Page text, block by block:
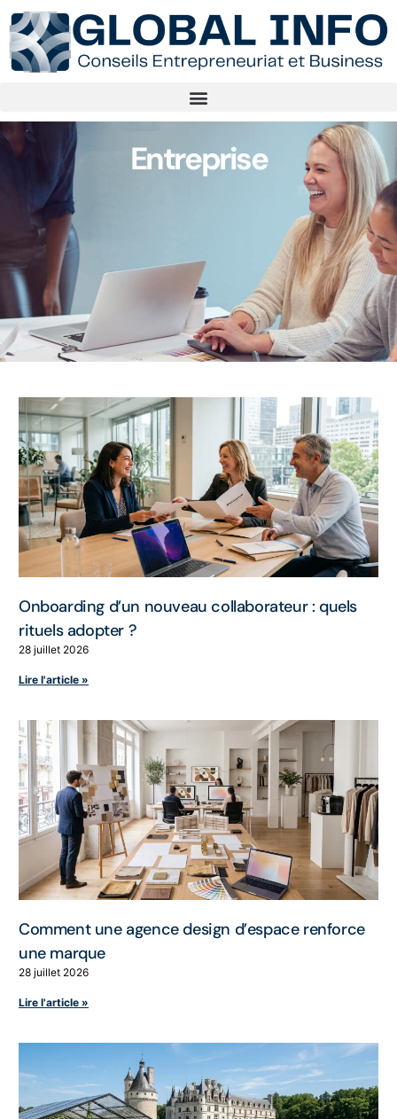
Entreprise
Onboarding d’un nouveau collaborateur : quels
rituels adopter ?
28 juillet 2026
Lire l'article »
Comment une agence design d’espace renforce
une marque
28 juillet 2026
Lire l'article »